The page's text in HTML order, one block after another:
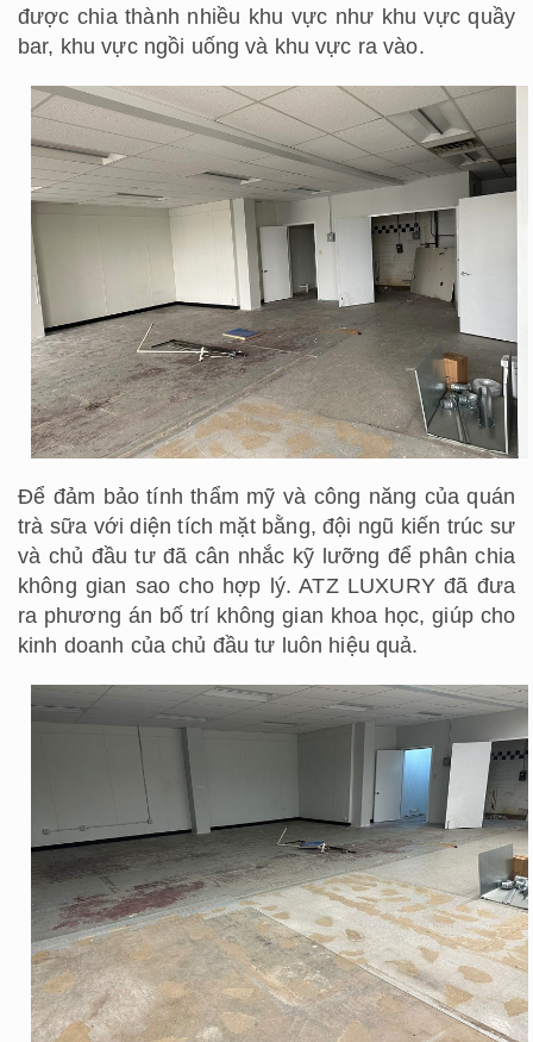
được chia thành nhiều khu vực như khu vực quầy
bar, khu vực ngồi uống và khu vực ra vào.
Để đảm bảo tính thẩm mỹ và công năng của quán
trà sữa với diện tích mặt bằng, đội ngũ kiến trúc sư
và chủ đầu tư đã cân nhắc kỹ lưỡng để phân chia
không gian sao cho hợp lý. ATZ LUXURY đã đưa
ra phương án bố trí không gian khoa học, giúp cho
kinh doanh của chủ đầu tư luôn hiệu quả.